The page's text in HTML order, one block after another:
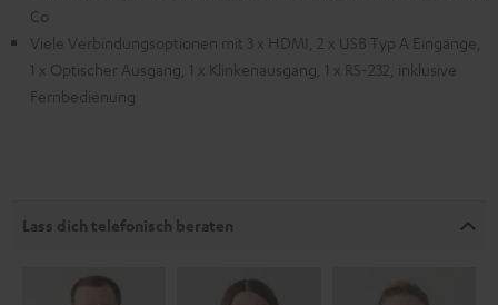
Co
Viele Verbindungsoptionen mit 3 x HDMI, 2 x USB Typ A Eingänge,
1 x Optischer Ausgang, 1 x Klinkenausgang, 1 x RS-232, inklusive
Fernbedienung
Lass dich telefonisch beraten